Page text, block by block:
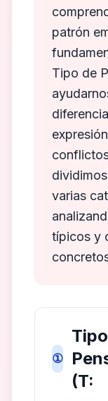
patrón
Tipo de
varias
típicos y
①
Tipo
(T: